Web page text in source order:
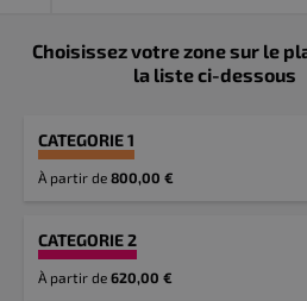
Choisissez votre zone sur le
la liste ci-dessous
CATEGORIE 1
À partir de 800,00 €
CATEGORIE 2
À partir de 620,00 €